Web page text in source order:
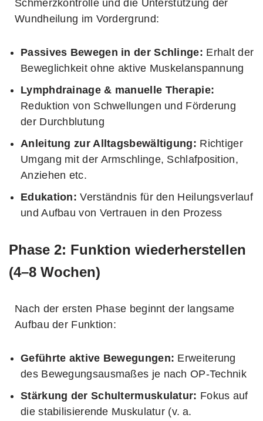
Schmerzkontrolle und die Unterstützung der
Wundheilung im Vordergrund:
Passives Bewegen in der Schlinge: Erhalt der
Beweglichkeit ohne aktive Muskelanspannung
Lymphdrainage & manuelle Therapie:
Reduktion von Schwellungen und Förderung
der Durchblutung
Anleitung zur Alltagsbewältigung: Richtiger
Umgang mit der Armschlinge, Schlafposition,
Anziehen etc.
Edukation: Verständnis für den Heilungsverlauf
und Aufbau von Vertrauen in den Prozess
Phase 2: Funktion wiederherstellen
(4–8 Wochen)
Nach der ersten Phase beginnt der langsame
Aufbau der Funktion:
Geführte aktive Bewegungen: Erweiterung
des Bewegungsausmaßes je nach OP-Technik
Stärkung der Schultermuskulatur: Fokus auf
die stabilisierende Muskulatur (v. a.